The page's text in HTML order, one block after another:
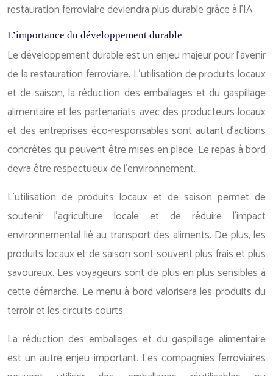
restauration ferroviaire deviendra plus durable grâce à l’IA.
L’importance du développement durable
Le développement durable est un enjeu majeur pour l’avenir
de la restauration ferroviaire. L’utilisation de produits locaux
et de saison, la réduction des emballages et du gaspillage
alimentaire et les partenariats avec des producteurs locaux
et des entreprises éco-responsables sont autant d’actions
concrètes qui peuvent être mises en place. Le repas à bord
devra être respectueux de l’environnement.
L’utilisation de produits locaux et de saison permet de
soutenir l’agriculture locale et de réduire l’impact
environnemental lié au transport des aliments. De plus, les
produits locaux et de saison sont souvent plus frais et plus
savoureux. Les voyageurs sont de plus en plus sensibles à
cette démarche. Le menu à bord valorisera les produits du
terroir et les circuits courts.
La réduction des emballages et du gaspillage alimentaire
est un autre enjeu important. Les compagnies ferroviaires